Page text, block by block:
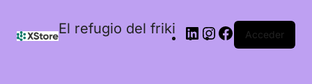
El refugio del friki Acceder